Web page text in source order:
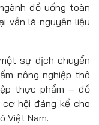
đồ uống toàn
vẫn là nguyên liệu
sự dịch chuyển
nông nghiệp thô
thực phẩm – đồ
hội đáng kể cho
Việt Nam.